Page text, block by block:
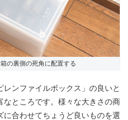
の裏側の死角に配置する
ンファイルボックス」の良いと
なところです。様々な大きさの商
に合わせてちょうど良いものを選